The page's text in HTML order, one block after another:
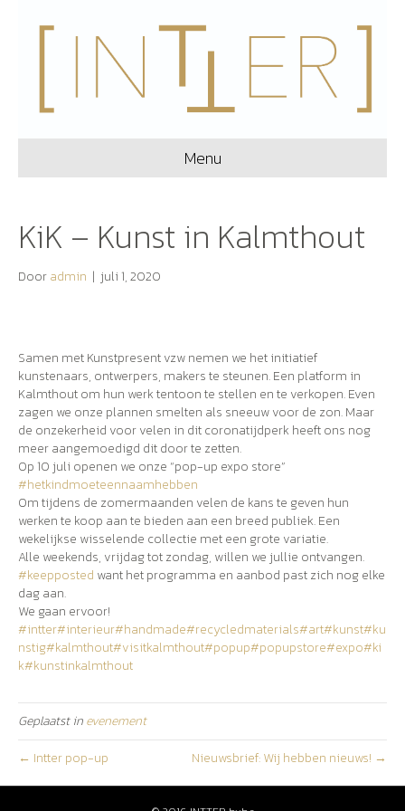
Menu
KiK – Kunst in Kalmthout
Dooradmin | juli 1, 2020
Samen met Kunstpresent vzw nemen we het initiatief
kunstenaars, ontwerpers, makers te steunen. Een platform in
Kalmthout om hun werk tentoon te stellen en te verkopen. Even
zagen we onze plannen smelten als sneeuw voor de zon. Maar
de onzekerheid voor velen in dit coronatijdperk heeft ons nog
meer aangemoedigd dit door te zetten.
Op 10 juli openen we onze “pop-up expo store”
#hetkindmoeteennaamhebben
Om tijdens de zomermaanden velen de kans te geven hun
werken te koop aan te bieden aan een breed publiek. Een
wekelijkse wisselende collectie met een grote variatie.
Alle weekends, vrijdag tot zondag, willen we jullie ontvangen.
#keepposted want het programma en aanbod past zich nog elke
dag aan.
We gaan ervoor!
#intter#interieur#handmade#recycledmaterials#art#kunst#ku
nstig#kalmthout#visitkalmthout#popup#popupstore#expo#ki
k#kunstinkalmthout
Geplaatst inevenement
← Intter pop-up
Nieuwsbrief: Wij hebben nieuws! →